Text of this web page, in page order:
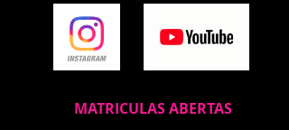
MATRICULAS ABERTAS